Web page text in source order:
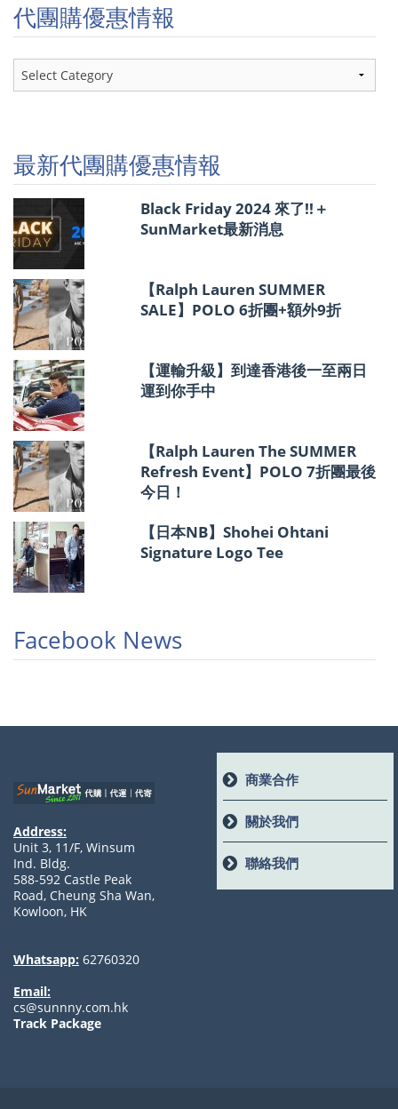
代團購優惠情報
代
團
情
報
最新代團購優惠情報
Black Friday 2024 來了!!＋
SunMarket最新消息
【Ralph Lauren SUMMER
SALE】POLO 6折團+額外9折
【運輸升級】到達香港後一至兩日
運到你手中
【Ralph Lauren The SUMMER
Refresh Event】POLO 7折團最後
今日！
【日本NB】Shohei Ohtani
Signature Logo Tee
Facebook News
Address:
Unit 3, 11/F, Winsum
Ind. Bldg.
588-592 Castle Peak
Road, Cheung Sha Wan,
Kowloon, HK
Whatsapp: 62760320
Email:
cs@sunnny.com.hk
Track Package
商業合作
關於我們
聯絡我們